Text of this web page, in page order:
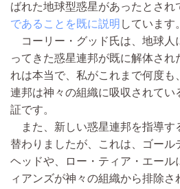
ばれた地球型惑星があったとされ
であることを既に説明 しています。
コーリー・グッド氏は、地球人
ってきた惑星連邦が既に解体され
れは本当で、私がこれまで何度も
連邦は神々の組織に吸収されてい
証です。
また、新しい惑星連邦を指導す
替わりましたが、これは、ゴール
ヘッドや、ロー・ティア・エール
ィアンズが神々の組織から排除